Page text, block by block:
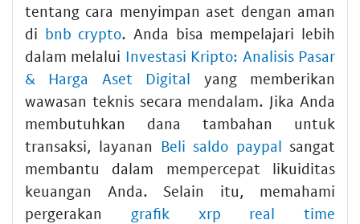
tentang cara menyimpan aset dengan aman
di bnb crypto. Anda bisa mempelajari lebih
dalam melalui Investasi Kripto: Analisis Pasar
& Harga Aset Digital yang memberikan
wawasan teknis secara mendalam. Jika Anda
membutuhkan dana tambahan untuk
transaksi, layanan Beli saldo paypal sangat
membantu dalam mempercepat likuiditas
keuangan Anda. Selain itu, memahami
pergerakan grafik xrp real time